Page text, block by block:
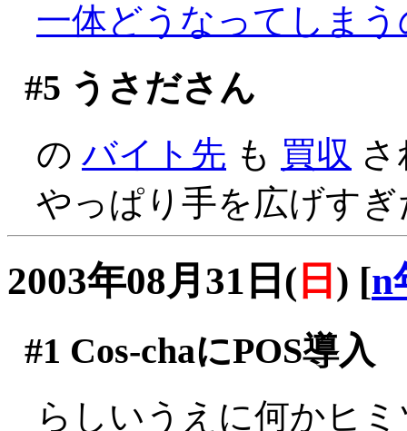
一体どうなってしま
#5 うさださん
の バイト先 も 買収
やっぱり手を広げす
2003年08月31日( 日 ) [n
#1 Cos-chaにPOS導入
らしいうえに何かヒ